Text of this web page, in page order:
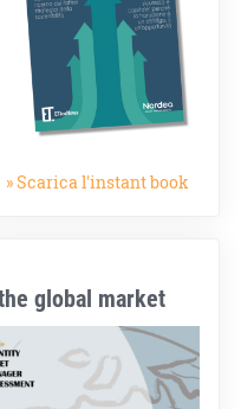
» Scarica l'instant book
global market